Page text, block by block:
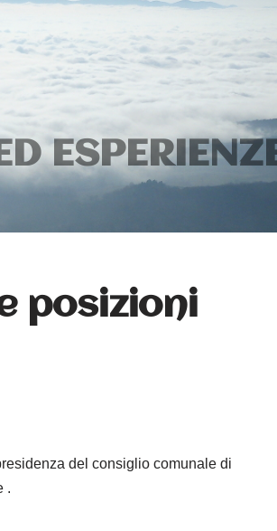
posizioni
del consiglio comunale di
.